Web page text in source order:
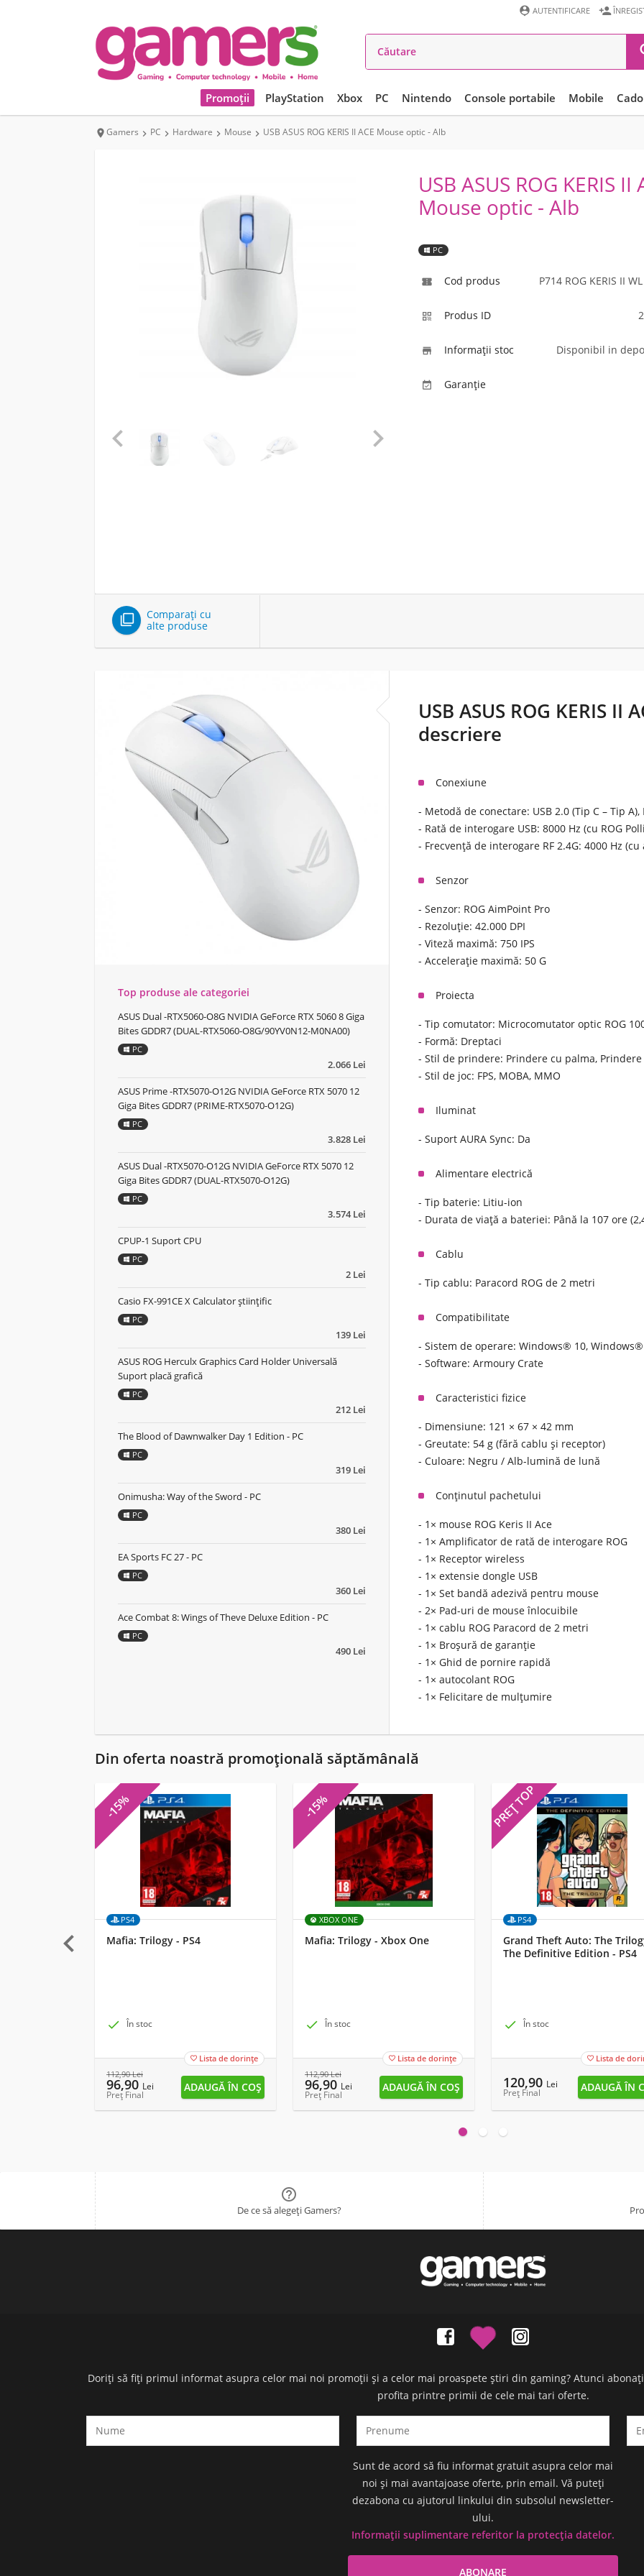

 AUTENTIFICARE
Promoții PlayStation Xbox PC Nintendo Console portabile Mobile
Gamers  PC  Hardware  Mouse  USB ASUS ROG KERIS II ACE Mouse optic - Alb
 
USB ASUS ROG KERIS II
Mouse optic - Alb
PC
 Cod produs P714 ROG KERIS II
 Produs ID
 Informaţii stoc Disponibil in
 Garanție

Comparați cu
alte produse
USB ASUS ROG KERIS II
descriere
Conexiune
- Metodă de conectare: USB 2.0 (Tip C – Tip A),
- Rată de interogare USB: 8000 Hz (cu ROG
- Frecvență de interogare RF 2.4G: 4000 Hz
Senzor
- Senzor: ROG AimPoint Pro
- Rezoluție: 42.000 DPI
- Viteză maximă: 750 IPS
- Accelerație maximă: 50 G
Proiecta
- Tip comutator: Microcomutator optic ROG
- Formă: Dreptaci
- Stil de prindere: Prindere cu palma,
- Stil de joc: FPS, MOBA, MMO
Iluminat
- Suport AURA Sync: Da
Alimentare electrică
- Tip baterie: Litiu-ion
- Durata de viață a bateriei: Până la 107 ore
Cablu
- Tip cablu: Paracord ROG de 2 metri
Compatibilitate
- Sistem de operare: Windows® 10,
- Software: Armoury Crate
Caracteristici fizice
- Dimensiune: 121 × 67 × 42 mm
- Greutate: 54 g (fără cablu și receptor)
- Culoare: Negru / Alb-lumină de lună
Conținutul pachetului
- 1× mouse ROG Keris II Ace
- 1× Amplificator de rată de interogare ROG
- 1× Receptor wireless
- 1× extensie dongle USB
- 1× Set bandă adezivă pentru mouse
- 2× Pad-uri de mouse înlocuibile
- 1× cablu ROG Paracord de 2 metri
- 1× Broșură de garanție
- 1× Ghid de pornire rapidă
- 1× autocolant ROG
- 1× Felicitare de mulțumire
Top produse ale categoriei
2.066 Lei
ASUS Dual -RTX5060-O8G NVIDIA GeForce RTX 5060 8 Giga
Bites GDDR7 (DUAL-RTX5060-O8G/90YV0N12-M0NA00)
PC
3.828 Lei
ASUS Prime -RTX5070-O12G NVIDIA GeForce RTX 5070 12
Giga Bites GDDR7 (PRIME-RTX5070-O12G)
PC
3.574 Lei
ASUS Dual -RTX5070-O12G NVIDIA GeForce RTX 5070 12
Giga Bites GDDR7 (DUAL-RTX5070-O12G)
PC
2 Lei
CPUP-1 Suport CPU
PC
139 Lei
Casio FX-991CE X Calculator științific
PC
212 Lei
ASUS ROG Herculx Graphics Card Holder Universală
Suport placă grafică
PC
319 Lei
The Blood of Dawnwalker Day 1 Edition - PC
PC
380 Lei
Onimusha: Way of the Sword - PC
PC
360 Lei
EA Sports FC 27 - PC
PC
490 Lei
Ace Combat 8: Wings of Theve Deluxe Edition - PC
PC
Din oferta noastră promoțională săptămânală
-15%
PS4
Mafia: Trilogy - PS4
 În stoc
 Lista de dorințe
112,90Lei
96,90 Lei
Preț Final
-15%
XBOX ONE
Mafia: Trilogy - Xbox One
 În stoc
 Lista de dorințe
112,90Lei
96,90 Lei
Preț Final
PREȚ TOP
PS4
Grand Theft Auto: The
The Definitive Edition - PS4
 În stoc
 Lista de
120,90 Lei
Preț Final


De ce să alegeți Gamers?
Doriți să fiți primul informat asupra celor mai noi promoții și a celor mai proaspete știri din gaming? Atunci
profita printre primii de cele mai tari oferte.
Sunt de acord să fiu informat gratuit asupra celor mai
noi și mai avantajoase oferte, prin email. Vă puteți
dezabona cu ajutorul linkului din subsolul newsletter-
ului.
Informații suplimentare referitor la protecția datelor.